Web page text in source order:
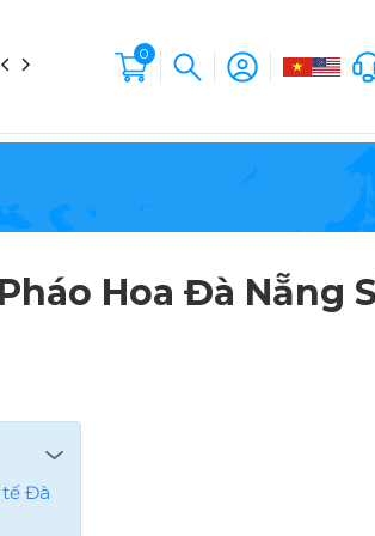
Tin tức Liên hệ Hộp Sản Phẩm
0
Hoa Đà Nẵng
Đà